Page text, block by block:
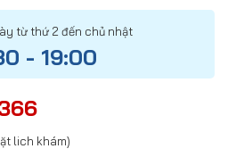
từ thứ 2 đến chủ nhật
- 19:00
lich khám)